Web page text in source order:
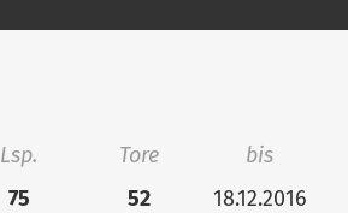
Lsp. Tore
bis
75 52 18.12.2016